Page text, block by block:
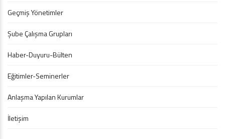
Geçmiş Yönetimler
Şube Çalışma Grupları
Haber-Duyuru-Bülten
Eğitimler-Seminerler
Anlaşma Yapılan Kurumlar
İletişim